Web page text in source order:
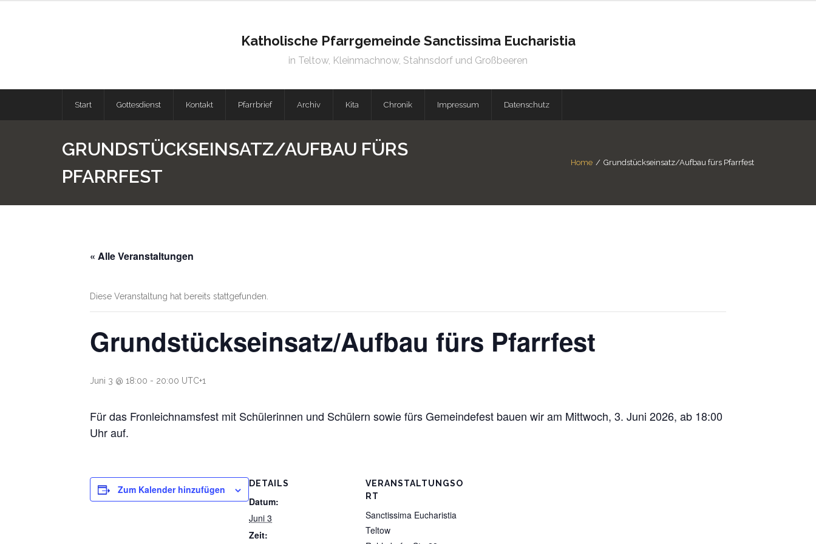
Katholische Pfarrgemeinde Sanctissima Eucharistia
in Teltow, Kleinmachnow, Stahnsdorf und Großbeeren
Start Gottesdienst Kontakt Pfarrbrief Archiv Kita Chronik Impressum Datenschutz
GRUNDSTÜCKSEINSATZ/AUFBAU FÜRS
PFARRFEST
Home / Grundstückseinsatz/Aufbau fürs Pfarrfest
« Alle Veranstaltungen
Diese Veranstaltung hat bereits stattgefunden.
Grundstückseinsatz/Aufbau fürs Pfarrfest
Juni 3 @ 18:00 - 20:00 UTC+1
Für das Fronleichnamsfest mit Schülerinnen und Schülern sowie fürs Gemeindefest bauen wir am Mittwoch, 3. Juni 2026, ab 18:00
Uhr auf.
Zum Kalender hinzufügen DETAILS
Datum:
Juni 3
Zeit:
VERANSTALTUNGSO
RT
Sanctissima Eucharistia
Teltow